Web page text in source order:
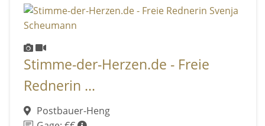
Stimme-der-Herzen.de - Freie
Rednerin ...
Postbauer-Heng